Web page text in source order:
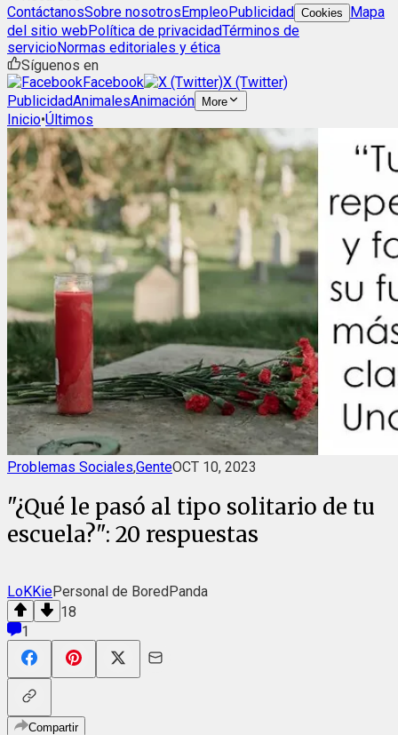
ContáctanosSobre nosotrosEmpleoPublicidad Cookies
Mapa
del sitio webPolítica de privacidadTérminos de
servicioNormas editoriales y ética
Síguenos en
Facebook
X (Twitter)
PublicidadAnimalesAnimación More
Inicio•Últimos
Problemas Sociales,GenteOCT 10, 2023
"¿Qué le pasó al tipo solitario de tu
escuela?": 20 respuestas
LoKKiePersonal de BoredPanda
18
1
Compartir